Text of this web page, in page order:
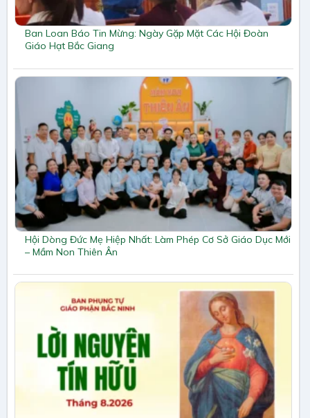
Ban Loan Báo Tin Mừng: Ngày Gặp Mặt Các Hội Đoàn
Giáo Hạt Bắc Giang
Hội Dòng Đức Mẹ Hiệp Nhất: Làm Phép Cơ Sở Giáo Dục Mới
– Mầm Non Thiên Ân